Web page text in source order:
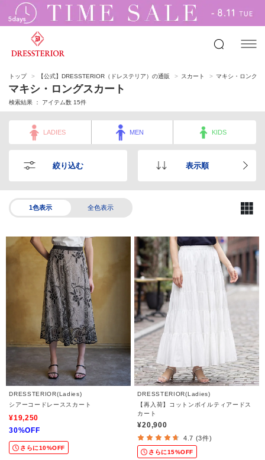
トップ 【公式】DRESSTERIOR（ドレステリア）の通販 スカート マキシ・ロングス
マキシ・ロングスカート
検索結果 ： アイテム数 15件
LADIES MEN KIDS
絞り込む 表示順
1色表示 全色表示
DRESSTERIOR(Ladies)
シアーコードレーススカート
¥19,250
30%OFF
さらに10%OFF
DRESSTERIOR(Ladies)
【再入荷】コットンボイルティアードス
カート
¥20,900
4.7 (3件)
さらに15%OFF